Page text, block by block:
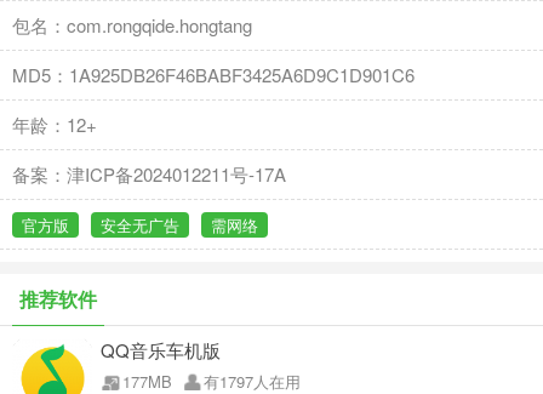
包名：com.rongqide.hongtang
MD5：1A925DB26F46BABF3425A6D9C1D901C6
年龄：12+
备案：津ICP备2024012211号-17A
官方版 安全无广告 需网络
推荐软件
QQ音乐车机版
177MB
有1797人在用